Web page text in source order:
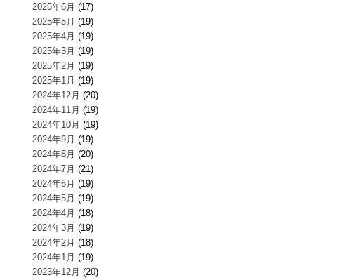
2025年6月 (17)
2025年5月 (19)
2025年4月 (19)
2025年3月 (19)
2025年2月 (19)
2025年1月 (19)
2024年12月 (20)
2024年11月 (19)
2024年10月 (19)
2024年9月 (19)
2024年8月 (20)
2024年7月 (21)
2024年6月 (19)
2024年5月 (19)
2024年4月 (18)
2024年3月 (19)
2024年2月 (18)
2024年1月 (19)
2023年12月 (20)